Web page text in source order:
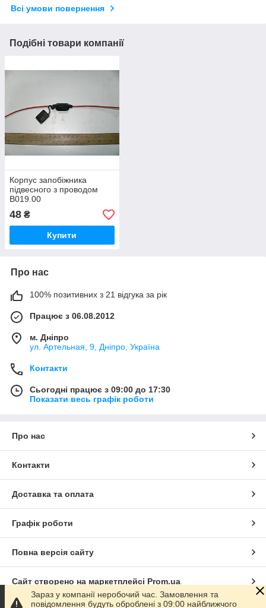
Всі умови повернення
Подібні товари компанії
Корпус запобіжника
підвесного з проводом
В019.00
48 ₴
Купити
Про нас
100% позитивних з 21 відгука за рік
Працює з 06.08.2012
м. Дніпро
ул. Артельная, 9, Дніпро, Україна
Контакти
Сьогодні працює з 09:00 до 17:30
Показати весь графік роботи
Про нас
Контакти
Доставка та оплата
Графік роботи
Повна версія сайту
Сайт створено на маркетплейсі Prom.ua
Зараз у компанії неробочий час. Замовлення та
повідомлення будуть оброблені з 09:00 найближчого